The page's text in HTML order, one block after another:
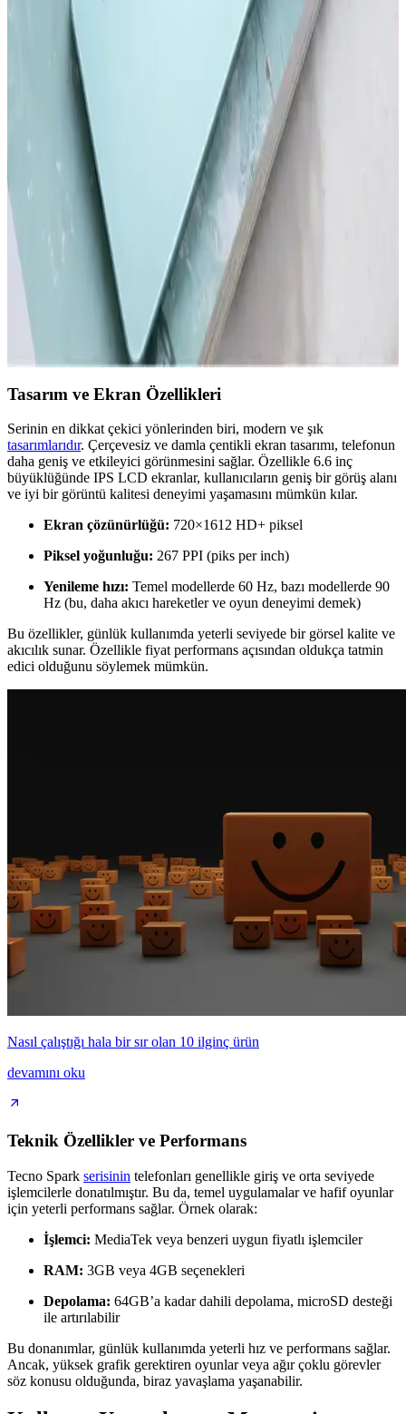
Samsung'un İlk Akıllı Telefonu ve Teknolojideki
Gelişimi Üzerine Detaylı İnceleme
Samsung'un ilk akıllı telefonu hakkında bilgi olmamakla birlikte,
markanın teknoloji yolculuğu ve Galaxy serisinin gelişimi öne
Akıllı Telefon ve Tabletlerde Dosya Temizleme ve
Performans Optimizasyonu
Akıllı telefon ve tabletlerde düzenli dosya temizliği, cihaz
performansını artırır ve depolama alanını genişletir. Güvenilir araçlar
ve doğru yöntemlerle gereksiz dosyalardan kurtulun.
Redmi'nin En Yeni Akıllı Telefon Modeli Hakkında
Güncel Bilgiler ve Beklentiler
Redmi'nin yeni modeli hakkında kesin detaylar henüz açıklanmadı,
ancak teknolojik gelişmeler ve piyasa stratejileri yüksek performans
ve yenilik vaat ediyor.
Tasarım ve Ekran Özellikleri
Serinin en dikkat çekici yönlerinden biri, modern ve şık
tasarımlarıdır. Çerçevesiz ve damla çentikli ekran tasarımı, telefonun
daha geniş ve etkileyici görünmesini sağlar. Özellikle 6.6 inç
büyüklüğünde IPS LCD ekranlar, kullanıcıların geniş bir görüş alanı
ve iyi bir görüntü kalitesi deneyimi yaşamasını mümkün kılar.
Ekran çözünürlüğü: 720×1612 HD+ piksel
Piksel yoğunluğu: 267 PPI (piks per inch)
Yenileme hızı: Temel modellerde 60 Hz, bazı modellerde 90
Hz (bu, daha akıcı hareketler ve oyun deneyimi demek)
Bu özellikler, günlük kullanımda yeterli seviyede bir görsel kalite ve
akıcılık sunar. Özellikle fiyat performans açısından oldukça tatmin
edici olduğunu söylemek mümkün.
Nasıl çalıştığı hala bir sır olan 10 ilginç ürün
devamını oku
Teknik Özellikler ve Performans
Tecno Spark serisinin telefonları genellikle giriş ve orta seviyede
işlemcilerle donatılmıştır. Bu da, temel uygulamalar ve hafif oyunlar
için yeterli performans sağlar. Örnek olarak:
İşlemci: MediaTek veya benzeri uygun fiyatlı işlemciler
RAM: 3GB veya 4GB seçenekleri
Depolama: 64GB’a kadar dahili depolama, microSD desteği
ile artırılabilir
Bu donanımlar, günlük kullanımda yeterli hız ve performans sağlar.
Ancak, yüksek grafik gerektiren oyunlar veya ağır çoklu görevler
söz konusu olduğunda, biraz yavaşlama yaşanabilir.